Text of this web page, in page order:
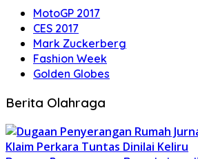
MotoGP 2017
CES 2017
Mark Zuckerberg
Fashion Week
Golden Globes
Berita Olahraga